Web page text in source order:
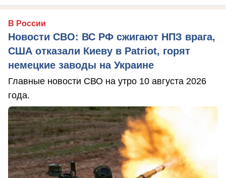
В России
Новости СВО: ВС РФ сжигают НПЗ врага,
США отказали Киеву в Patriot, горят
немецкие заводы на Украине
Главные новости СВО на утро 10 августа 2026
года.